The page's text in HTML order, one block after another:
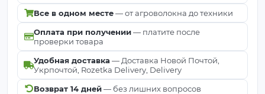
Все в одном месте— от агроволокна до техники
Оплата при получении— платите после
проверки товара
Удобная доставка — Доставка Новой Почтой,
Укрпочтой, Rozetka Delivery, Delivery
Возврат 14 дней— без лишних вопросов